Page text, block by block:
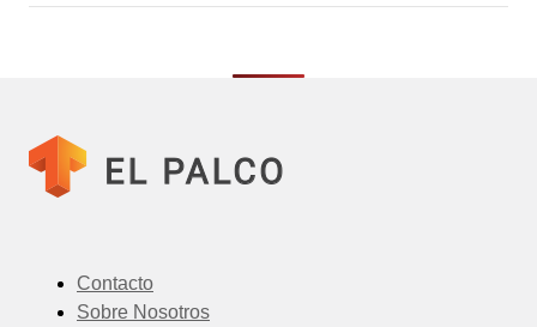
Contacto
Sobre Nosotros